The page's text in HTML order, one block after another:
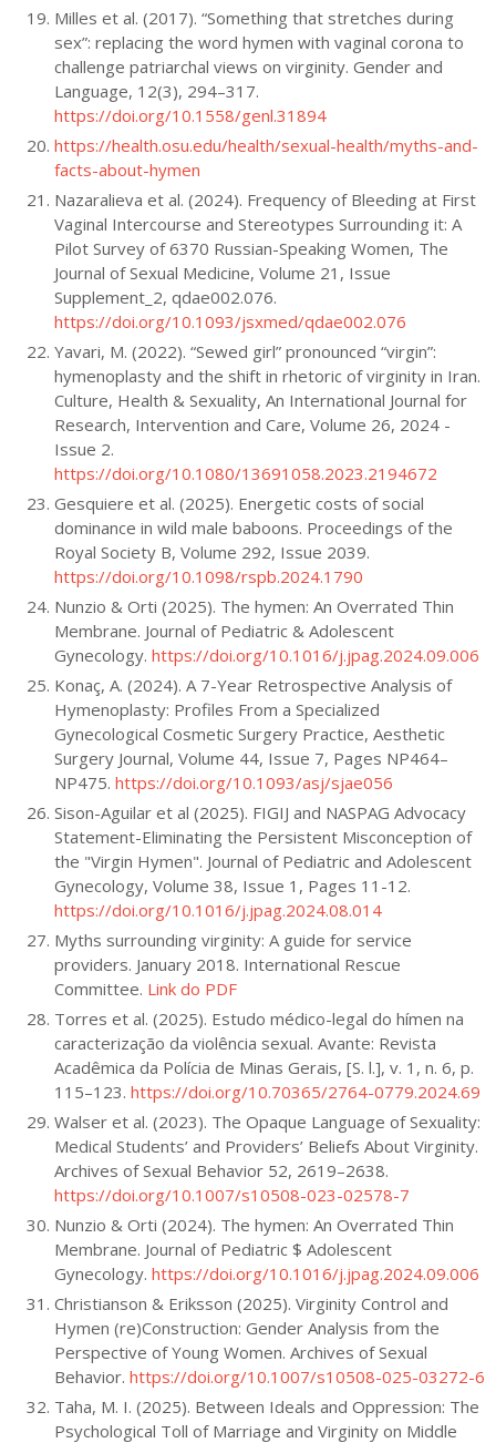
Milles et al. (2017). “Something that stretches during
sex”: replacing the word hymen with vaginal corona to
challenge patriarchal views on virginity. Gender and
Language, 12(3), 294–317.
https://doi.org/10.1558/genl.31894
https://health.osu.edu/health/sexual-health/myths-and-
facts-about-hymen
Nazaralieva et al. (2024). Frequency of Bleeding at First
Vaginal Intercourse and Stereotypes Surrounding it: A
Pilot Survey of 6370 Russian-Speaking Women, The
Journal of Sexual Medicine, Volume 21, Issue
Supplement_2, qdae002.076.
https://doi.org/10.1093/jsxmed/qdae002.076
Yavari, M. (2022). “Sewed girl” pronounced “virgin”:
hymenoplasty and the shift in rhetoric of virginity in Iran.
Culture, Health & Sexuality, An International Journal for
Research, Intervention and Care, Volume 26, 2024 -
Issue 2.
https://doi.org/10.1080/13691058.2023.2194672
Gesquiere et al. (2025). Energetic costs of social
dominance in wild male baboons. Proceedings of the
Royal Society B, Volume 292, Issue 2039.
https://doi.org/10.1098/rspb.2024.1790
Nunzio & Orti (2025). The hymen: An Overrated Thin
Membrane. Journal of Pediatric & Adolescent
Gynecology. https://doi.org/10.1016/j.jpag.2024.09.006
Konaç, A. (2024). A 7-Year Retrospective Analysis of
Hymenoplasty: Profiles From a Specialized
Gynecological Cosmetic Surgery Practice, Aesthetic
Surgery Journal, Volume 44, Issue 7, Pages NP464–
NP475. https://doi.org/10.1093/asj/sjae056
Sison-Aguilar et al (2025). FIGIJ and NASPAG Advocacy
Statement-Eliminating the Persistent Misconception of
the "Virgin Hymen". Journal of Pediatric and Adolescent
Gynecology, Volume 38, Issue 1, Pages 11-12.
https://doi.org/10.1016/j.jpag.2024.08.014
Myths surrounding virginity: A guide for service
providers. January 2018. International Rescue
Committee. Link do PDF
Torres et al. (2025). Estudo médico-legal do hímen na
caracterização da violência sexual. Avante: Revista
Acadêmica da Polícia de Minas Gerais, [S. l.], v. 1, n. 6, p.
115–123. https://doi.org/10.70365/2764-0779.2024.69
Walser et al. (2023). The Opaque Language of Sexuality:
Medical Students’ and Providers’ Beliefs About Virginity.
Archives of Sexual Behavior 52, 2619–2638.
https://doi.org/10.1007/s10508-023-02578-7
Nunzio & Orti (2024). The hymen: An Overrated Thin
Membrane. Journal of Pediatric $ Adolescent
Gynecology. https://doi.org/10.1016/j.jpag.2024.09.006
Christianson & Eriksson (2025). Virginity Control and
Hymen (re)Construction: Gender Analysis from the
Perspective of Young Women. Archives of Sexual
Behavior. https://doi.org/10.1007/s10508-025-03272-6
Taha, M. I. (2025). Between Ideals and Oppression: The
Psychological Toll of Marriage and Virginity on Middle